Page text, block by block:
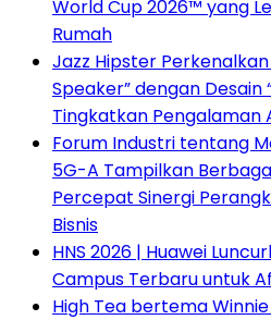
World Cup 2026™ yang
Rumah
Jazz Hipster
Speaker” dengan Desain
Tingkatkan Pengalaman
Forum Industri tentang
5G-A Tampilkan
Percepat Sinergi
Bisnis
HNS 2026 | Huawei
Campus Terbaru untuk
High Tea bertema